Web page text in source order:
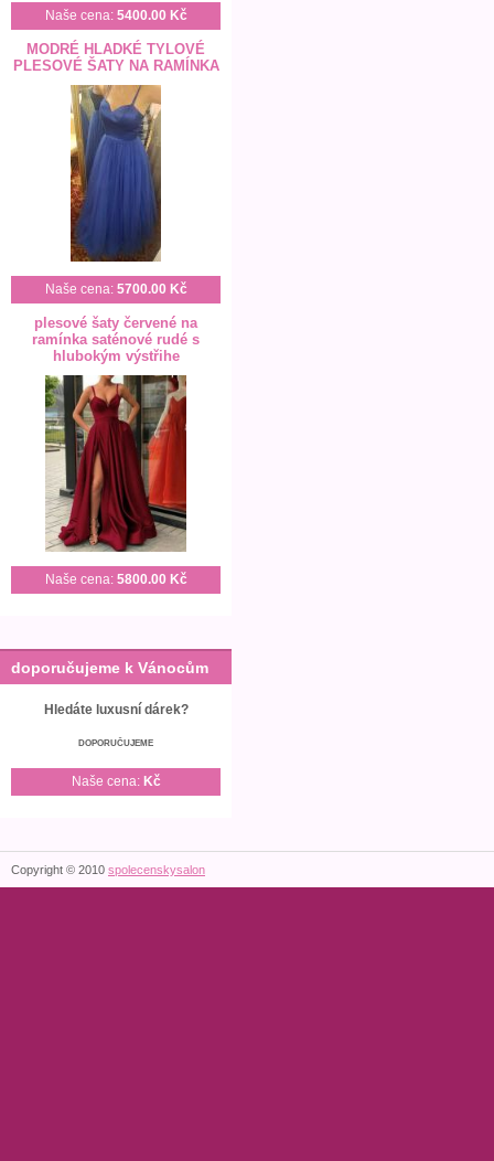
Naše cena: 5400.00 Kč
MODRÉ HLADKÉ TYLOVÉ
PLESOVÉ ŠATY NA RAMÍNKA
Naše cena: 5700.00 Kč
plesové šaty červené na
ramínka saténové rudé s
hlubokým výstřihe
Naše cena: 5800.00 Kč
doporučujeme k Vánocům
Hledáte luxusní dárek?
DOPORUČUJEME
Naše cena: Kč
Copyright © 2010 spolecenskysalon